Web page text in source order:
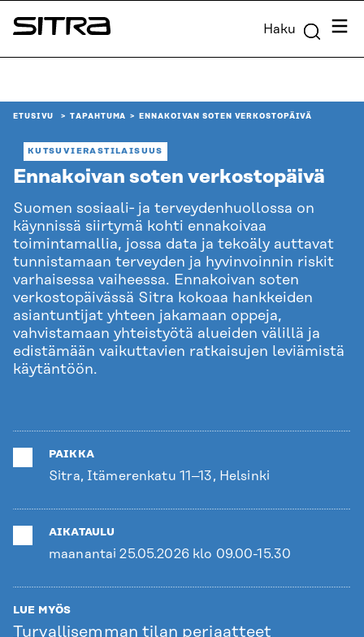
Siirry
suoraan
Sitra Haku
ETUSIVU TAPAHTUMA ENNAKOIVAN SOTEN VERKOSTOPÄIVÄ
KUTSUVIERASTILAISUUS
Ennakoivan soten verkostopäivä
Suomen sosiaali‑ ja terveydenhuollossa on
käynnissä siirtymä kohti ennakoivaa
toimintamallia, jossa data ja tekoäly auttavat
tunnistamaan terveyden ja hyvinvoinnin riskit
varhaisessa vaiheessa. Ennakoivan soten
verkostopäivässä Sitra kokoaa hankkeiden
asiantuntijat yhteen jakamaan oppeja,
vahvistamaan yhteistyötä alueiden välillä ja
edistämään vaikuttavien ratkaisujen leviämistä
käytäntöön.
PAIKKA
Sitra, Itämerenkatu 11–13, Helsinki
AIKATAULU
maanantai 25.05.2026 klo 09.00-15.30
LUE MYÖS
Turvallisemman tilan periaatteet